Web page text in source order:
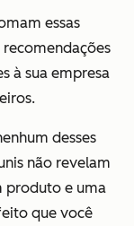
essas
recomendações
à sua empresa
desses
não revelam
produto e uma
que você